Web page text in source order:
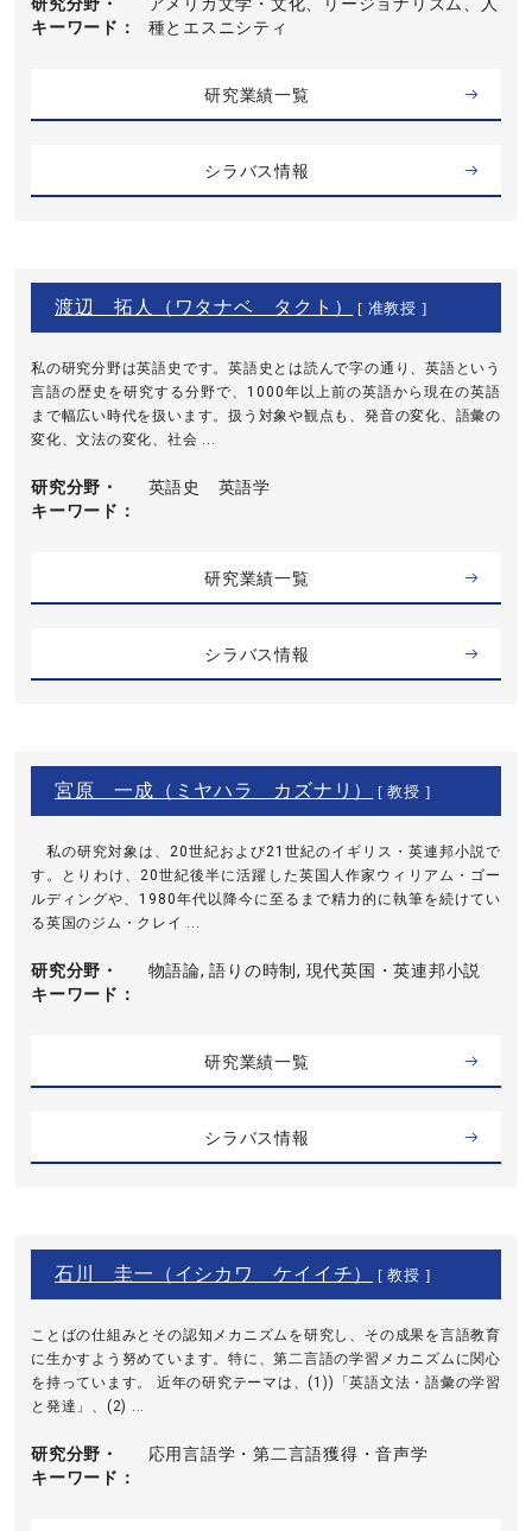
キーワード
種とエスニシティ
研究業績一覧
シラバス情報
渡辺 拓人（ワタナベ タクト） [ 准教授 ]
私の研究分野は英語史です。英語史とは読んで字の通り、英語という
言語の歴史を研究する分野で、1000年以上前の英語から現在の英語
まで幅広い時代を扱います。扱う対象や観点も、発音の変化、語彙の
変化、文法の変化、社会 ...
研究分野・
キーワード
英語史 英語学
研究業績一覧
シラバス情報
宮原 一成（ミヤハラ カズナリ） [ 教授 ]
私の研究対象は、20世紀および21世紀のイギリス・英連邦小説で
す。とりわけ、20世紀後半に活躍した英国人作家ウィリアム・ゴー
ルディングや、1980年代以降今に至るまで精力的に執筆を続けてい
る英国のジム・クレイ ...
研究分野・
キーワード
物語論, 語りの時制, 現代英国・英連邦小説
研究業績一覧
シラバス情報
石川 圭一（イシカワ ケイイチ） [ 教授 ]
ことばの仕組みとその認知メカニズムを研究し、その成果を言語教育
に生かすよう努めています。特に、第二言語の学習メカニズムに関心
を持っています。 近年の研究テーマは、(1))「英語文法・語彙の学習
と発達」、(2) ...
研究分野・
キーワード
応用言語学・第二言語獲得・音声学